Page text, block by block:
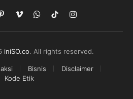
PinterestVimeoWhatsApp
TikTokInstagram
iniSO.co. All rights reserved.
Bisnis
Disclaimer
Kode Etik